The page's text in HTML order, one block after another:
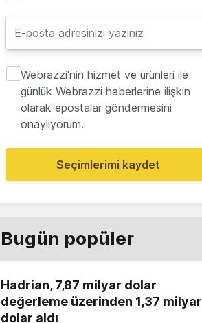
Webrazzi'nin hizmet ve ürünleri ile
günlük Webrazzi haberlerine ilişkin
olarak epostalar göndermesini
onaylıyorum.
Seçimlerimi kaydet
Bugün popüler
Hadrian, 7,87 milyar dolar
değerleme üzerinden 1,37 milyar
dolar aldı